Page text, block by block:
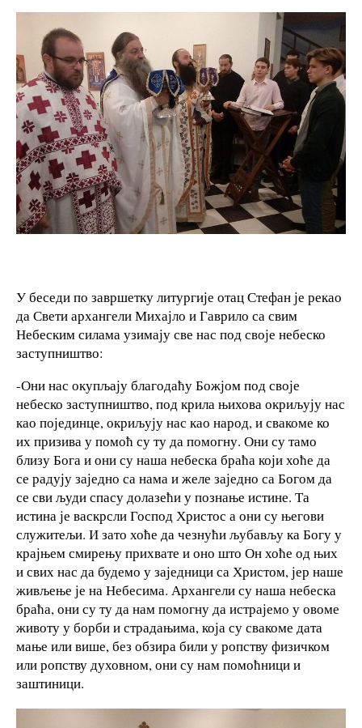
У беседи по завршетку литургије отац Стефан је рекао
да Свети архангели Михајло и Гаврило са свим
Небеским силама узимају све нас под своје небеско
заступништво:
-Они нас окупљају благодаћу Божјом под своје
небеско заступништво, под крила њихова окриљују нас
као појединце, окриљују нас као народ, и свакоме ко
их призива у помоћ су ту да помогну. Они су тамо
близу Бога и они су наша небеска браћа који хоће да
се радују заједно са нама и желе заједно са Богом да
се сви људи спасу долазећи у познање истине. Та
истина је васкрсли Господ Христос а они су његови
служитељи. И зато хоће да чезнући љубављу ка Богу у
крајњем смирењу прихвате и оно што Он хоће од њих
и свих нас да будемо у заједници са Христом, јер наше
живљење је на Небесима. Архангели су наша небеска
браћа, они су ту да нам помогну да истрајемо у овоме
животу у борби и страдањима, која су свакоме дата
мање или више, без обзира били у ропству физичком
или ропству духовном, они су нам помоћници и
заштиници.